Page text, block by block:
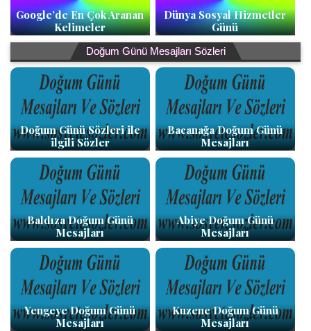
Google’de En Çok Aranan
Kelimeler
Dünya Sosyal Hizmetler
Günü
Doğum Günü Mesajları Sözleri
Doğum Günü Sözleri ile
ilgili Sözler
Bacanağa Doğum Günü
Mesajları
Baldıza Doğum Günü
Mesajları
Abiye Doğum Günü
Mesajları
Yengeye Doğum Günü
Mesajları
Kuzene Doğum Günü
Mesajları